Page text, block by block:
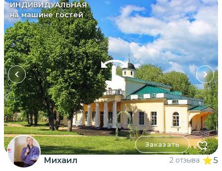
ИНДИВИДУАЛЬНАЯ
на машине гостей
Заказать
Михаил 2 отзыва 5